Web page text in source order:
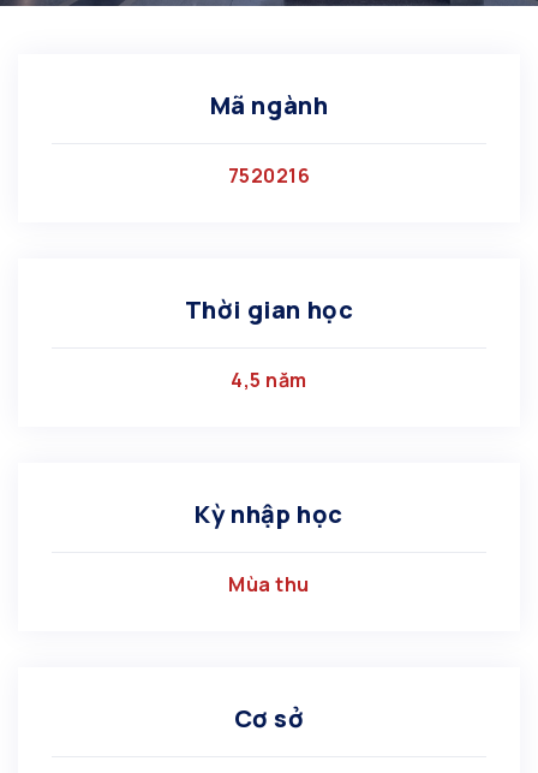
Mã ngành
7520216
Thời gian học
4,5 năm
Kỳ nhập học
Mùa thu
Cơ sở